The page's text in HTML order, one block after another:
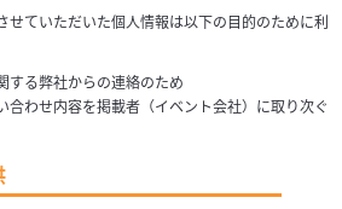
せていただいた個人情報は以下の目的のために利
する弊社からの連絡のため
合わせ内容を掲載者（イベント会社）に取り次ぐ